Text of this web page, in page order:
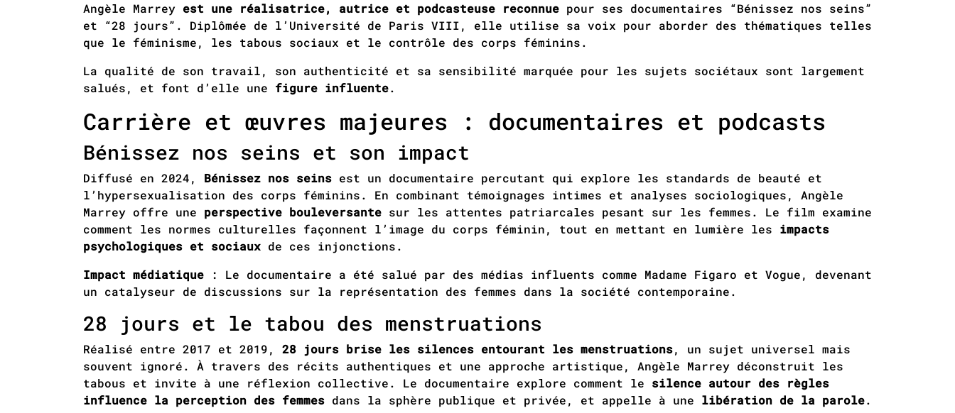
Angèle Marrey est une réalisatrice, autrice et podcasteuse reconnue pour ses documentaires “Bénissez nos seins”
et “28 jours”. Diplômée de l’Université de Paris VIII, elle utilise sa voix pour aborder des thématiques telles
que le féminisme, les tabous sociaux et le contrôle des corps féminins.
La qualité de son travail, son authenticité et sa sensibilité marquée pour les sujets sociétaux sont largement
salués, et font d’elle une figure influente.
Carrière et œuvres majeures : documentaires et podcasts
Bénissez nos seins et son impact
Diffusé en 2024, Bénissez nos seins est un documentaire percutant qui explore les standards de beauté et
l’hypersexualisation des corps féminins. En combinant témoignages intimes et analyses sociologiques, Angèle
Marrey offre une perspective bouleversante sur les attentes patriarcales pesant sur les femmes. Le film examine
comment les normes culturelles façonnent l’image du corps féminin, tout en mettant en lumière les impacts
psychologiques et sociaux de ces injonctions.
Impact médiatique : Le documentaire a été salué par des médias influents comme Madame Figaro et Vogue, devenant
un catalyseur de discussions sur la représentation des femmes dans la société contemporaine.
28 jours et le tabou des menstruations
Réalisé entre 2017 et 2019, 28 jours brise les silences entourant les menstruations, un sujet universel mais
souvent ignoré. À travers des récits authentiques et une approche artistique, Angèle Marrey déconstruit les
tabous et invite à une réflexion collective. Le documentaire explore comment le silence autour des règles
influence la perception des femmes dans la sphère publique et privée, et appelle à une libération de la parole.